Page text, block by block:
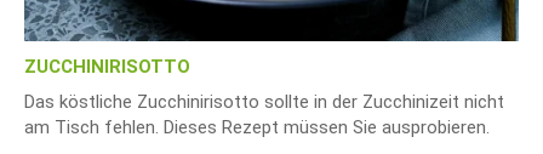
ZUCCHINIRISOTTO
Das köstliche Zucchinirisotto sollte in der Zucchinizeit nicht
am Tisch fehlen. Dieses Rezept müssen Sie ausprobieren.